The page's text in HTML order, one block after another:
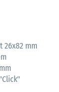
gelb)
26x82 mm